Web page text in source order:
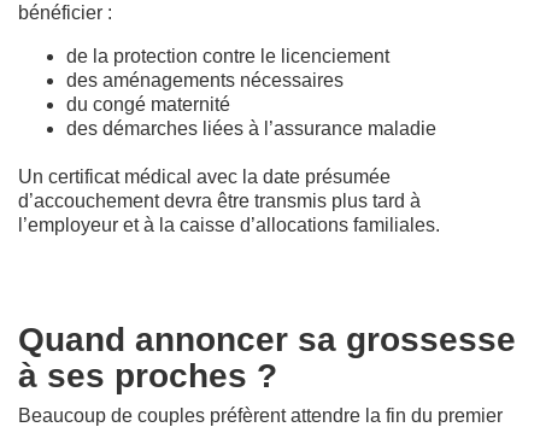
bénéficier :
de la protection contre le licenciement
des aménagements nécessaires
du congé maternité
des démarches liées à l’assurance maladie
Un certificat médical avec la date présumée
d’accouchement devra être transmis plus tard à
l’employeur et à la caisse d’allocations familiales.
Quand annoncer sa grossesse
à ses proches ?
Beaucoup de couples préfèrent attendre la fin du premier